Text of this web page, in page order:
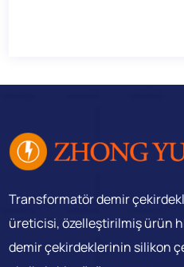
Transformatör demir
üreticisi, özelleştirilmiş ürün
demir çekirdeklerinin silikon